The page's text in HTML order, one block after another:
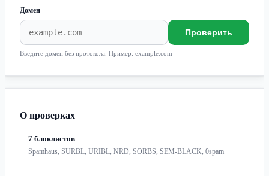
Домен
Проверить
Введите домен без протокола. Пример: example.com
О проверках
7 блоклистов
Spamhaus, SURBL, URIBL, NRD, SORBS, SEM-BLACK, 0spam